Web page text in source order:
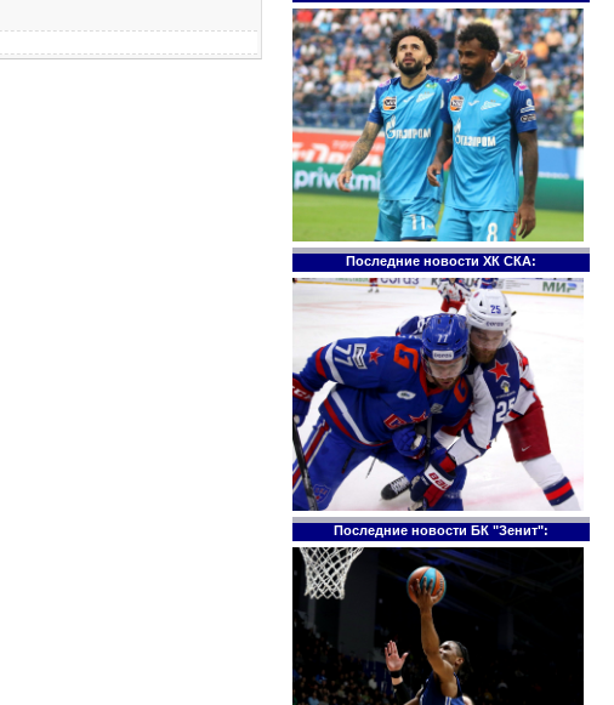
Последние новости ХК СКА:
Последние новости БК "Зенит":